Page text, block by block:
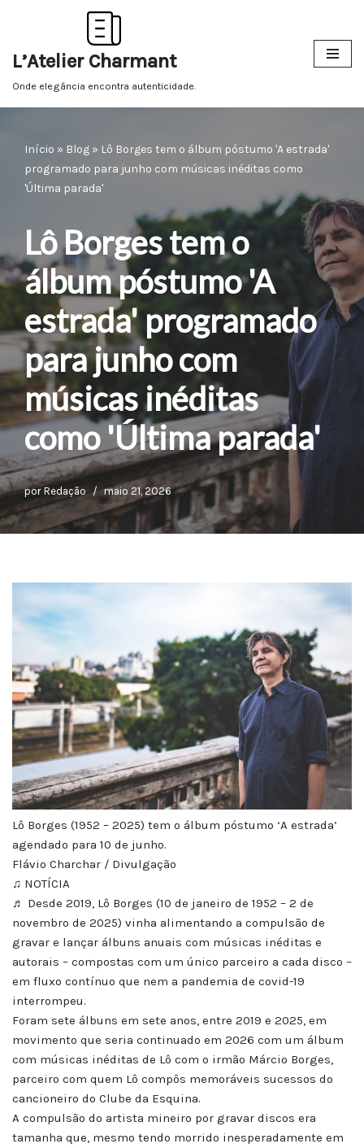
para
o
L’Atelier Charmant
Onde elegância encontra autenticidade.
Início » Blog » Lô Borges tem o álbum póstumo 'A estrada'
programado para junho com músicas inéditas como
'Última parada'
Lô Borges tem o
álbum póstumo 'A
estrada' programado
para junho com
músicas inéditas
como 'Última parada'
por Redação maio 21, 2026
Lô Borges (1952 – 2025) tem o álbum póstumo ‘A estrada’
agendado para 10 de junho.
Flávio Charchar / Divulgação
♫ NOTÍCIA
♬ Desde 2019, Lô Borges (10 de janeiro de 1952 – 2 de
novembro de 2025) vinha alimentando a compulsão de
gravar e lançar álbuns anuais com músicas inéditas e
autorais – compostas com um único parceiro a cada disco –
em fluxo contínuo que nem a pandemia de covid-19
interrompeu.
Foram sete álbuns em sete anos, entre 2019 e 2025, em
movimento que seria continuado em 2026 com um álbum
com músicas inéditas de Lô com o irmão Márcio Borges,
parceiro com quem Lô compôs memoráveis sucessos do
cancioneiro do Clube da Esquina.
A compulsão do artista mineiro por gravar discos era
tamanha que, mesmo tendo morrido inesperadamente em